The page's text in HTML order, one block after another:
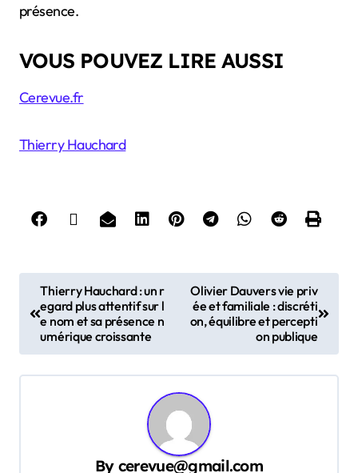
présence.
VOUS POUVEZ LIRE AUSSI
Cerevue.fr
Thierry Hauchard
o
Thierry Hauchard : un r
egard plus attentif sur l
e nom et sa présence n
umérique croissante
Olivier Dauvers vie priv
ée et familiale : discréti
on, équilibre et percepti
on publique
By cerevue@gmail.com